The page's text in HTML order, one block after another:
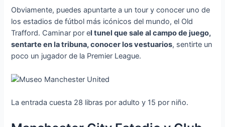
Obviamente, puedes apuntarte a un tour y conocer uno de
los estadios de fútbol más icónicos del mundo, el Old
Trafford. Caminar por el tunel que sale al campo de juego,
sentarte en la tribuna, conocer los vestuarios, sentirte un
poco un jugador de la Premier League.
La entrada cuesta 28 libras por adulto y 15 por niño.